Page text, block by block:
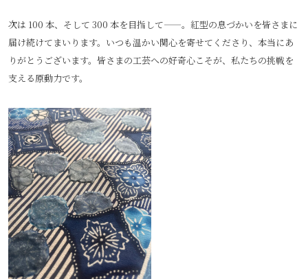
次は 100 本、そして 300 本を目指して――。紅型の息づかいを皆さまに
届け続けてまいります。いつも温かい関心を寄せてくださり、本当にあ
りがとうございます。皆さまの工芸への好奇心こそが、私たちの挑戦を
支える原動力です。